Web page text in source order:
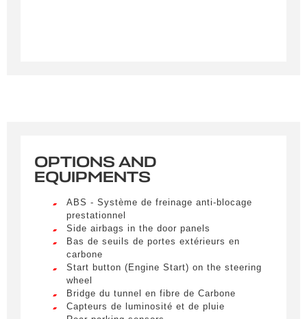
Créer une alerte
Remplissez le formulaire ci-dessous pour recevoir
une notification par e-mail dès qu’un véhicule
correspondant à vos critères sera disponible.
Civility *
LIVRAISON PARTOUT EN
FRANCE
OPTIONS AND
EQUIPMENTS
ABS - Système de freinage anti-blocage
prestationnel
Side airbags in the door panels
Bas de seuils de portes extérieurs en
carbone
Start button (Engine Start) on the steering
wheel
Bridge du tunnel en fibre de Carbone
Capteurs de luminosité et de pluie